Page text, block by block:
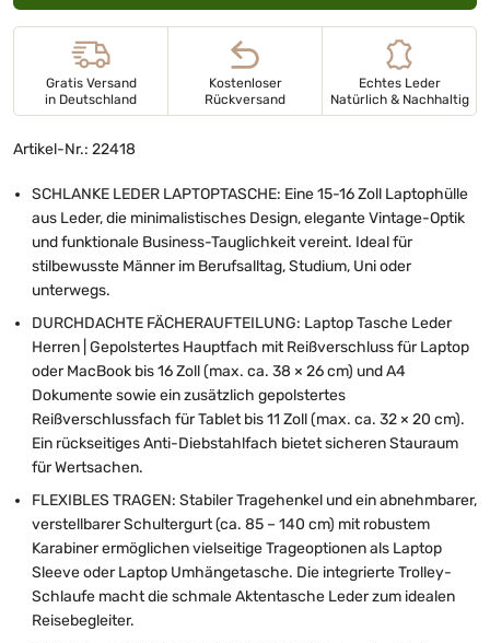
Gratis Versand
in Deutschland
Kostenloser
Rückversand
Echtes Leder
Natürlich & Nachhaltig
Artikel-Nr.: 22418
SCHLANKE LEDER LAPTOPTASCHE: Eine 15-16 Zoll Laptophülle
aus Leder, die minimalistisches Design, elegante Vintage-Optik
und funktionale Business-Tauglichkeit vereint. Ideal für
stilbewusste Männer im Berufsalltag, Studium, Uni oder
unterwegs.
DURCHDACHTE FÄCHERAUFTEILUNG: Laptop Tasche Leder
Herren | Gepolstertes Hauptfach mit Reißverschluss für Laptop
oder MacBook bis 16 Zoll (max. ca. 38 × 26 cm) und A4
Dokumente sowie ein zusätzlich gepolstertes
Reißverschlussfach für Tablet bis 11 Zoll (max. ca. 32 × 20 cm).
Ein rückseitiges Anti-Diebstahlfach bietet sicheren Stauraum
für Wertsachen.
FLEXIBLES TRAGEN: Stabiler Tragehenkel und ein abnehmbarer,
verstellbarer Schultergurt (ca. 85 – 140 cm) mit robustem
Karabiner ermöglichen vielseitige Trageoptionen als Laptop
Sleeve oder Laptop Umhängetasche. Die integrierte Trolley-
Schlaufe macht die schmale Aktentasche Leder zum idealen
Reisebegleiter.